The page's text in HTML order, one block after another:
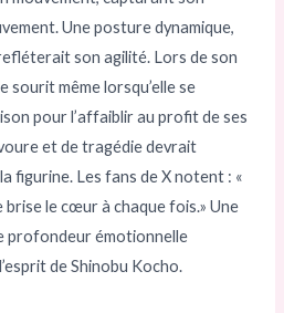
Une posture dynamique,
son agilité. Lors de son
sourit même lorsqu’elle se
pour l’affaiblir au profit de ses
et de tragédie devrait
figurine. Les fans de X notent : «
brise le cœur à chaque fois.» Une
profondeur émotionnelle
de Shinobu Kocho.